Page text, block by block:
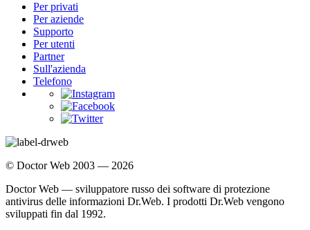
Per privati
Per aziende
Supporto
Per utenti
Partner
Sull'azienda
Telefono
© Doctor Web 2003 — 2026
Doctor Web — sviluppatore russo dei software di protezione
antivirus delle informazioni Dr.Web. I prodotti Dr.Web vengono
sviluppati fin dal 1992.